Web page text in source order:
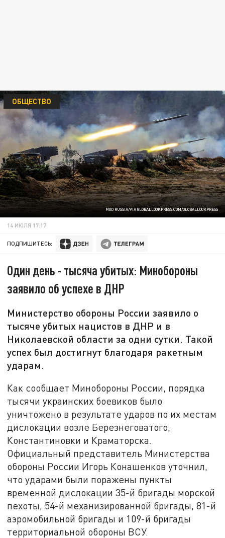
MOD RUSSIA/VIA GLOBALLOOKPRESS.COM/GLOBALLOOKPRESS
ОБЩЕСТВО
14 ИЮЛЯ 17:17
ПОДПИШИТЕСЬ:
Один день - тысяча убитых: Минобороны
заявило об успехе в ДНР
Министерство обороны России заявило о
тысяче убитых нацистов в ДНР и в
Николаевской области за одни сутки. Такой
успех был достигнут благодаря ракетным
ударам.
Как сообщает Минобороны России, порядка
тысячи украинских боевиков было
уничтожено в результате ударов по их местам
дислокации возле Березнеговатого,
Константиновки и Краматорска.
Официальный представитель Министерства
обороны России Игорь Конашенков уточнил,
что ударами были поражены пункты
временной дислокации 35-й бригады морской
пехоты, 54-й механизированной бригады, 81-й
аэромобильной бригады и 109-й бригады
территориальной обороны ВСУ.